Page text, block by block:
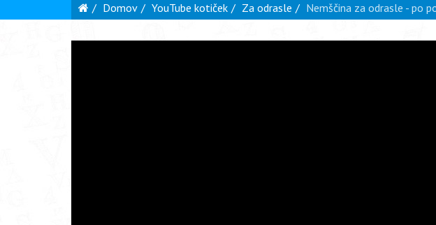
Domov YouTube kotiček Za odrasle Nemščina za odrasle - po